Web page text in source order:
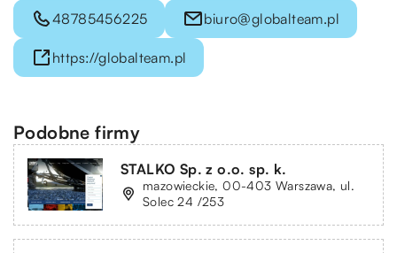
48785456225 biuro@globalteam.pl
https://globalteam.pl
Podobne firmy
STALKO Sp. z o.o. sp. k.
mazowieckie, 00-403 Warszawa, ul.
Solec 24 /253